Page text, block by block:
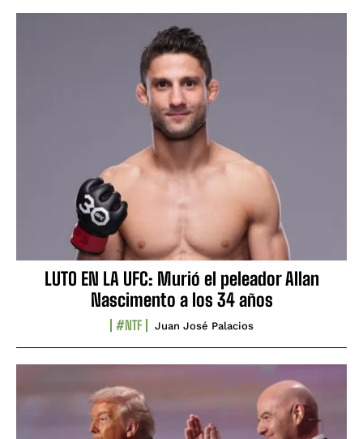
LUTO EN LA UFC: Murió el peleador Allan
Nascimento a los 34 años
#NTF Juan José Palacios